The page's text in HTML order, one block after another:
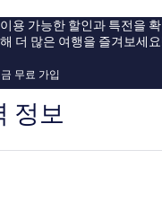
용 가능한 할인과 특전을
더 많은 여행을 즐겨보세
무료 가입
정보